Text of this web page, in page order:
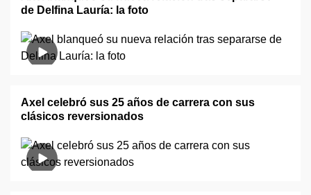
de Delfina Lauría: la foto
Axel celebró sus 25 años de carrera con sus
clásicos reversionados